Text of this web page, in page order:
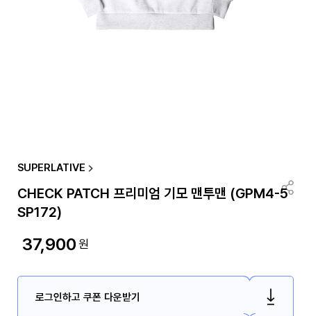
SUPERLATIVE
CHECK PATCH 프리미엄 기모 맨투맨 (GPM4-5
SP172)
37,900원
로그인하고 쿠폰 다운받기